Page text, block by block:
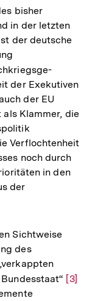
bisher
in der letzten
der deutsche
der Exekutiven
der EU
Klammer, die
Verflochtenheit
noch durch
in den
der
Sichtweise
des
Zur
[3]